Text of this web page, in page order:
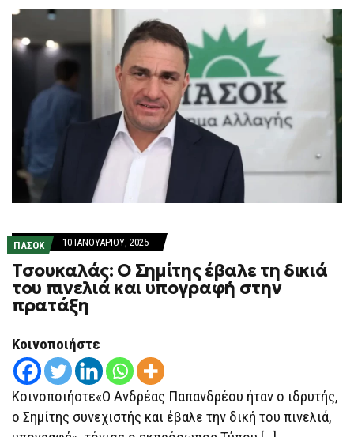
ΠΑΣΟΚ 10 ΙΑΝΟΥΑΡΊΟΥ, 2025
Τσουκαλάς: Ο Σημίτης έβαλε τη δικιά
του πινελιά και υπογραφή στην
πρατάξη
Κοινοποιήστε
Κοινοποιήστε«Ο Ανδρέας Παπανδρέου ήταν ο ιδρυτής,
ο Σημίτης συνεχιστής και έβαλε την δική του πινελιά,